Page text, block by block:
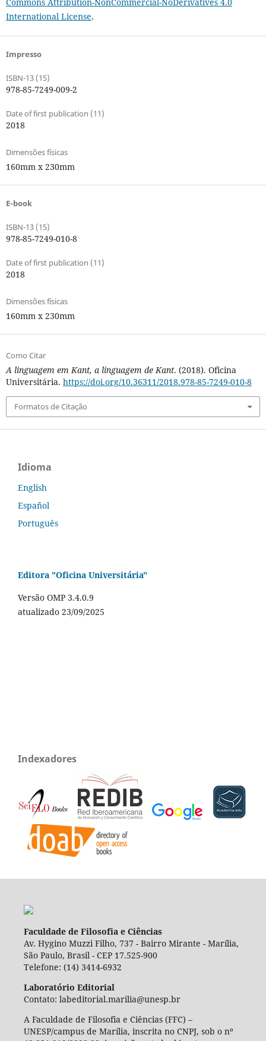
International License.
Impresso
ISBN-13 (15)
978-85-7249-009-2
Date of first publication (11)
2018
Dimensões físicas
160mm x 230mm
E-book
ISBN-13 (15)
978-85-7249-010-8
Date of first publication (11)
2018
Dimensões físicas
160mm x 230mm
Como Citar
A linguagem em Kant, a linguagem de Kant. (2018). Oficina
Universitária. https://doi.org/10.36311/2018.978-85-7249-010-8
Formatos de Citação
Idioma
English
Español
Português
Editora "Oficina Universitária"
Versão OMP 3.4.0.9
atualizado 23/09/2025
Indexadores
Faculdade de Filosofia e Ciências
Av. Hygino Muzzi Filho, 737 - Bairro Mirante - Marília,
São Paulo, Brasil - CEP 17.525-900
Telefone: (14) 3414-6932
Laboratório Editorial
Contato: labeditorial.marilia@unesp.br
A Faculdade de Filosofia e Ciências (FFC) –
UNESP/campus de Marília, inscrita no CNPJ, sob o nº